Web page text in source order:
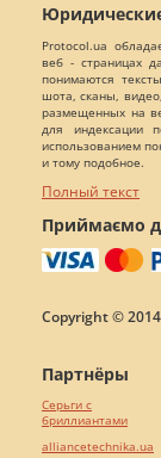
Protocol.ua
веб - страницах
понимаются
шота, сканы,
размещенных на
для индексации
использованием
и тому подобное.
Полный текст
Приймаємо
Copyright ©
Партнёры
Серьги с
бриллиантами
alliancetechnika.ua